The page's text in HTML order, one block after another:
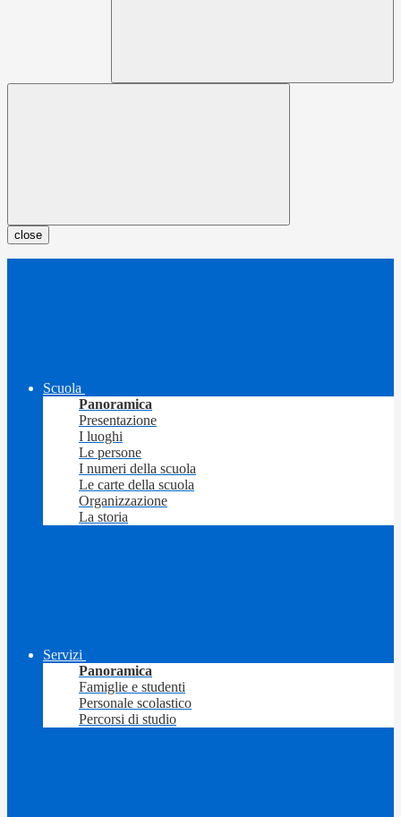
close
Scuola
Panoramica
Presentazione
I luoghi
Le persone
I numeri della scuola
Le carte della scuola
Organizzazione
La storia
Servizi
Panoramica
Famiglie e studenti
Personale scolastico
Percorsi di studio